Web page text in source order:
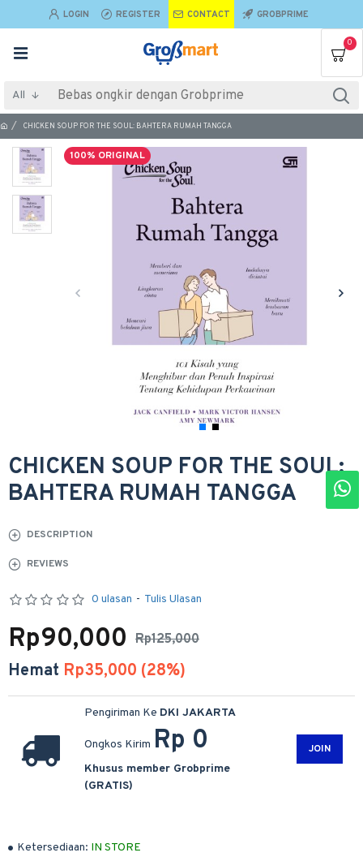
LOGIN REGISTER CONTACT GROBPRIME
0
All
CHICKEN SOUP FOR THE SOUL: BAHTERA RUMAH TANGGA
100% ORIGINAL
CHICKEN SOUP FOR THE SOUL:
BAHTERA RUMAH TANGGA
DESCRIPTION
REVIEWS
Ketersediaan: IN STORE
0 ulasan - Tulis Ulasan
Rp125,000
Rp90,000
Hemat Rp35,000 (28%)
Pengiriman Ke DKI JAKARTA
Ongkos Kirim Rp 0
Khusus member Grobprime
(GRATIS)
JOIN